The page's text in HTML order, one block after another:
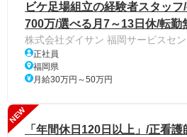
ビケ足場組立の経験者スタッ
700万/選べる月7～13日休/転勤
株式会社ダイサン 福岡サービスセ
正社員
福岡県
月給30万円～50万円
NEW
「年間休日120日以上」/正看